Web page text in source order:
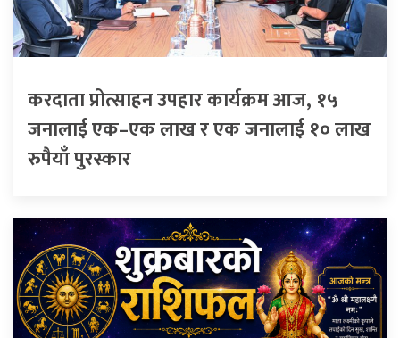
करदाता प्रोत्साहन उपहार कार्यक्रम आज, १५
जनालाई एक–एक लाख र एक जनालाई १० लाख
रुपैयाँ पुरस्कार